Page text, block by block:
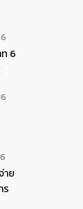
6
าย
ร